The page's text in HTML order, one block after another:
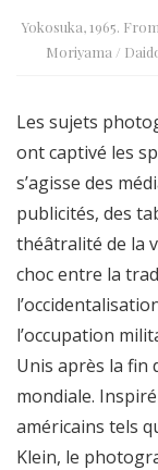
Yokosuka, 1965.
Moriyama /
Les sujets
ont captivé les
s’agisse des
publicités, des
théâtralité de la
choc entre la
l’occupation
Unis après la fin
mondiale.
américains tels
Klein, le